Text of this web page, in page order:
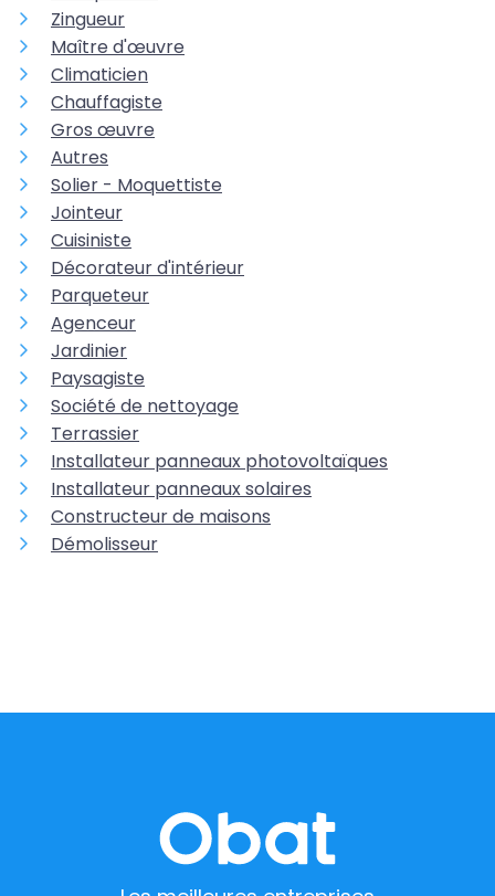
Zingueur
Maître d'œuvre
Climaticien
Chauffagiste
Gros œuvre
Autres
Solier - Moquettiste
Jointeur
Cuisiniste
Décorateur d'intérieur
Parqueteur
Agenceur
Jardinier
Paysagiste
Société de nettoyage
Terrassier
Installateur panneaux photovoltaïques
Installateur panneaux solaires
Constructeur de maisons
Démolisseur